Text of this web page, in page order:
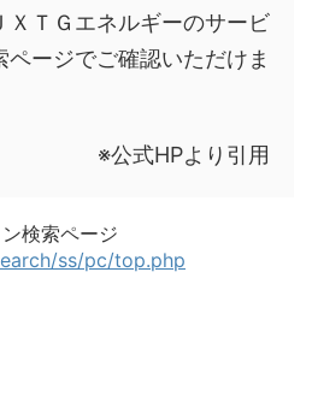
ＸＴＧエネルギーのサービ
ページでご確認いただけま
※公式HPより引用
検索ページ
ss/pc/top.php